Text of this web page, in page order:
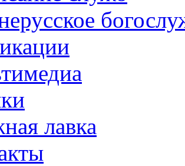
лавка